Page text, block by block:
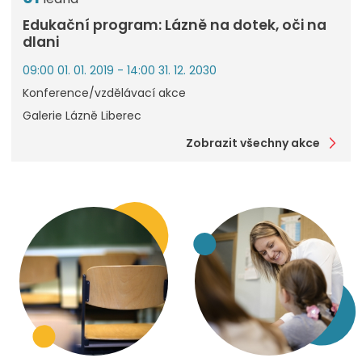
Edukační program: Lázně na dotek, oči na
dlani
09:00 01. 01. 2019 - 14:00 31. 12. 2030
Konference/vzdělávací akce
Galerie Lázně Liberec
Zobrazit všechny akce